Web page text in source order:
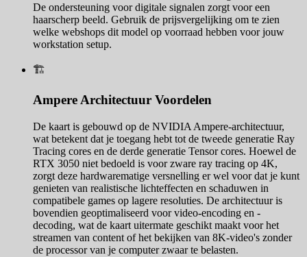
De ondersteuning voor digitale signalen zorgt voor een
haarscherp beeld. Gebruik de prijsvergelijking om te zien
welke webshops dit model op voorraad hebben voor jouw
workstation setup.
🏗️
Ampere Architectuur Voordelen
De kaart is gebouwd op de NVIDIA Ampere-architectuur,
wat betekent dat je toegang hebt tot de tweede generatie Ray
Tracing cores en de derde generatie Tensor cores. Hoewel de
RTX 3050 niet bedoeld is voor zware ray tracing op 4K,
zorgt deze hardwarematige versnelling er wel voor dat je kunt
genieten van realistische lichteffecten en schaduwen in
compatibele games op lagere resoluties. De architectuur is
bovendien geoptimaliseerd voor video-encoding en -
decoding, wat de kaart uitermate geschikt maakt voor het
streamen van content of het bekijken van 8K-video's zonder
de processor van je computer zwaar te belasten.